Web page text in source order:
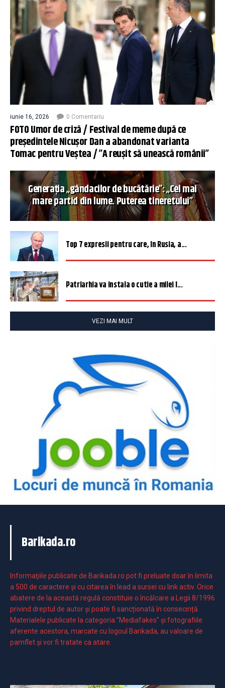
iunie 16, 2026 0 Comentariu
FOTO Umor de criză / Festival de meme după ce
președintele Nicușor Dan a abandonat varianta
Tomac pentru Veștea / ”A reușit să unească românii”
Generația „gândacilor de bucătărie”: „Cel mai
mare partid din lume. Puterea tineretului”
Top 7 expresii pentru care, în Rusia, a...
Patriarhia va instala o cutie a milei î...
VEZI MAI MULT
Barikada.ro
Informaţiile publicate de Barikada.ro pot fi preluate doar în limita
a 500 de caractere şi cu citarea în lead a sursei cu link activ. Orice
abatere de la această regulă constituie o încălcare a Legii 8/1996
privind dreptul de autor și poate fi sancționată în consecință.
Materialele publicate la categoria ”Mediafakes” și fotografiile
aferente acestora, marcate cu logoul Barikada, au valoare de
pamflet și vor fi tratate ca atare.